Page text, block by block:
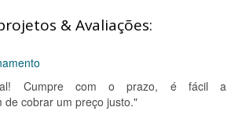
& Avaliações:
Cumpre com o prazo, é fácil a
de cobrar um preço justo."